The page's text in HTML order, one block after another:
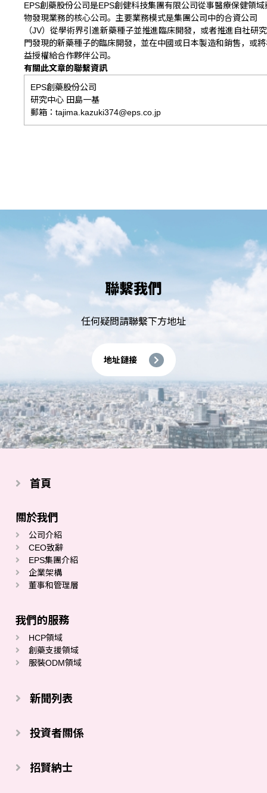
EPS創藥股份公司是EPS創健科技集團有限公司從事醫療保健領域
物發現業務的核心公司。主要業務模式是集團公司中的合資公司
（JV）從學術界引進新藥種子並推進臨床開發，或者推進自社研
門發現的新藥種子的臨床開發，並在中國或日本製造和銷售，或
益授權給合作夥伴公司。
有關此文章的聯繫資訊
EPS創藥股份公司
研究中心 田島一基
郵箱：tajima.kazuki374@eps.co.jp
聯繫我們
任何疑問請聯繫下方地址
地址鏈接
首頁
關於我們
公司介紹
CEO致辭
EPS集團介紹
企業架構
董事和管理層
我們的服務
HCP領域
創藥支援領域
服裝ODM領域
新聞列表
投資者關係
招賢納士